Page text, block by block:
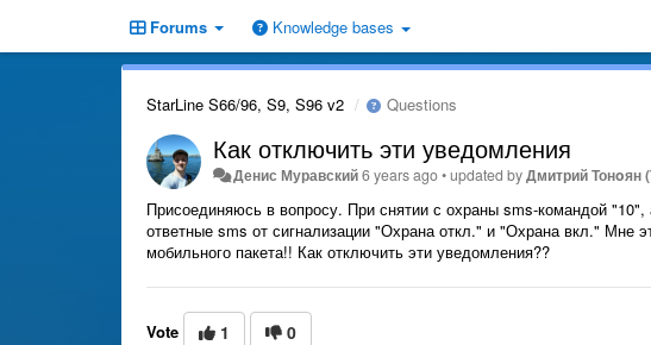
Forums Knowledge bases
StarLine S66/96, S9, S96 v2 Questions
Как отключить эти уведомления
Денис Муравский6 years ago•updated byДмитрий Тонoян
Присоединяюсь в вопросу. При снятии с охраны sms-командой
ответные sms от сигнализации "Охрана откл." и "Охрана вкл."
мобильного пакета!! Как отключить эти уведомления??
Vote 1 0